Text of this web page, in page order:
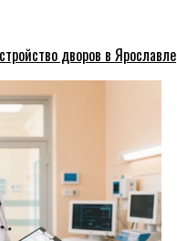
дворов в Ярославле